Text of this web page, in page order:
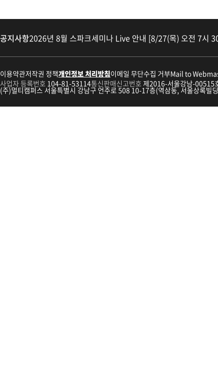
공지사항2026년 8월 스파크세미나 Live 안내 [8/27(목) 오전 7시
이용약관저작권 정책개인정보 처리방침이메일 무단수집 거부Mail to
사업자 등록번호 104-81-53114통신판매신고번호 제2016-서울강남-00515
(주)멀티캠퍼스 서울특별시 강남구 언주로 508 10-17층(역삼동, 서울상록빌